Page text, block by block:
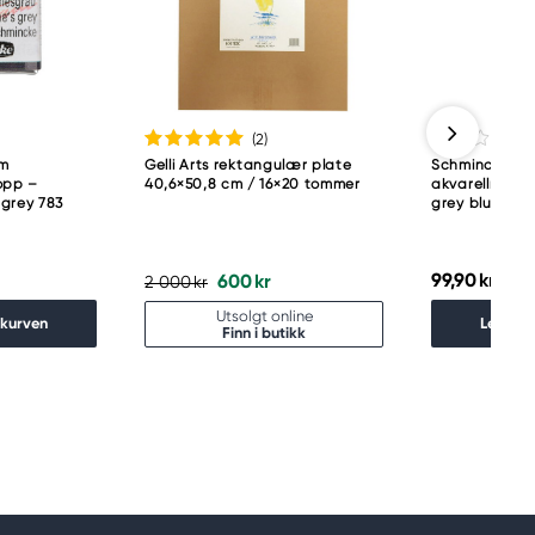
–
783
(2)
Gelli Arts rektangulær plate
40,6×50,8 cm / 16×20 tommer
2 000 kr 600 kr
Utsolgt online
Finn i butikk
Schmincke
grey bluish
99,90 kr
Legg i